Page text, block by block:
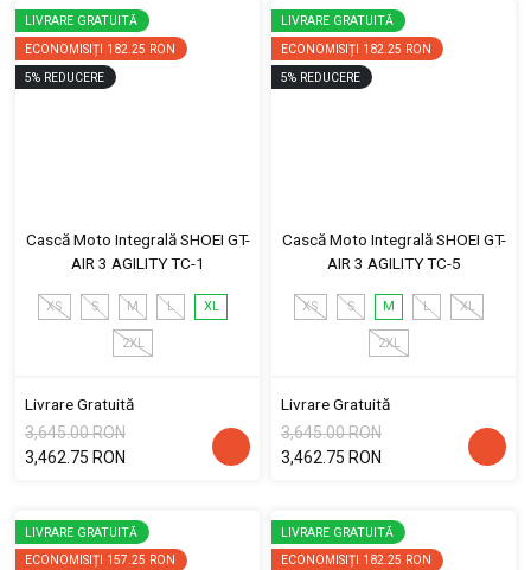
LIVRARE GRATUITĂ
ECONOMISIȚI 182.25 RON
5% REDUCERE
Cască Moto Integrală SHOEI GT-
AIR 3 AGILITY TC-1
XS S M L XL
2XL
Livrare Gratuită
3,645.00 RON
3,462.75 RON
LIVRARE GRATUITĂ
ECONOMISIȚI 182.25 RON
5% REDUCERE
Cască Moto Integrală SHOEI GT-
AIR 3 AGILITY TC-5
XS S M L XL
2XL
Livrare Gratuită
3,645.00 RON
3,462.75 RON
LIVRARE GRATUITĂ
ECONOMISIȚI 157.25 RON
LIVRARE GRATUITĂ
ECONOMISIȚI 182.25 RON